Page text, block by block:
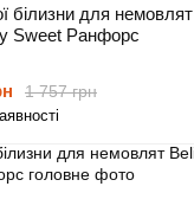
білизни для немовлят
Sweet Ранфорс
1 757 грн